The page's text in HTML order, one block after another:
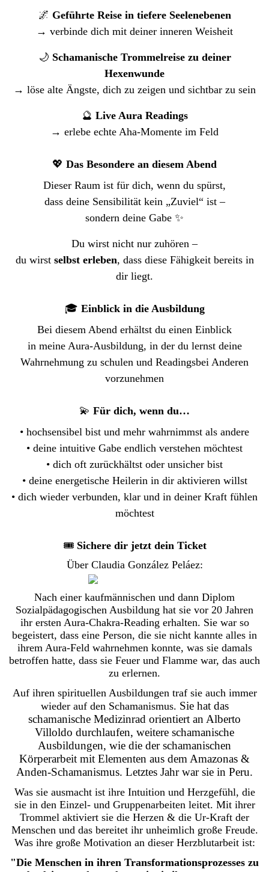
🌌 Geführte Reise in tiefere Seelenebenen
→ verbinde dich mit deiner inneren Weisheit
🌙 Schamanische Trommelreise zu deiner
Hexenwunde
→ löse alte Ängste, dich zu zeigen und sichtbar zu sein
🔮 Live Aura Readings
→ erlebe echte Aha-Momente im Feld
💖 Das Besondere an diesem Abend
Dieser Raum ist für dich, wenn du spürst,
dass deine Sensibilität kein „Zuviel“ ist –
sondern deine Gabe ✨
Du wirst nicht nur zuhören –
du wirst selbst erleben, dass diese Fähigkeit bereits in
dir liegt.
🎓 Einblick in die Ausbildung
Bei diesem Abend erhältst du einen Einblick
in meine Aura-Ausbildung, in der du lernst deine
Wahrnehmung zu schulen und Readingsbei Anderen
vorzunehmen
💫 Für dich, wenn du…
• hochsensibel bist und mehr wahrnimmst als andere
• deine intuitive Gabe endlich verstehen möchtest
• dich oft zurückhältst oder unsicher bist
• deine energetische Heilerin in dir aktivieren willst
• dich wieder verbunden, klar und in deiner Kraft fühlen
möchtest
🎟 Sichere dir jetzt dein Ticket
Über Claudia González Peláez:
Nach einer kaufmännischen und dann Diplom
Sozialpädagogischen Ausbildung hat sie vor 20 Jahren
ihr ersten Aura-Chakra-Reading erhalten. Sie war so
begeistert, dass eine Person, die sie nicht kannte alles in
ihrem Aura-Feld wahrnehmen konnte, was sie damals
betroffen hatte, dass sie Feuer und Flamme war, das auch
zu erlernen.
Auf ihren spirituellen Ausbildungen traf sie auch immer
wieder auf den Schamanismus. Sie hat das
schamanische Medizinrad orientiert an Alberto
Villoldo durchlaufen, weitere schamanische
Ausbildungen, wie die der schamanischen
Körperarbeit mit Elementen aus dem Amazonas &
Anden-Schamanismus. Letztes Jahr war sie in Peru.
Was sie ausmacht ist ihre Intuition und Herzgefühl, die
sie in den Einzel- und Gruppenarbeiten leitet. Mit ihrer
Trommel aktiviert sie die Herzen & die Ur-Kraft der
Menschen und das bereitet ihr unheimlich große Freude.
Was ihre große Motivation an dieser Herzblutarbeit ist:
"Die Menschen in ihren Transformationsprozesses zu